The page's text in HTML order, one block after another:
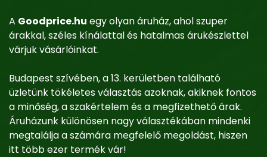
A Goodprice.hu egy olyan áruház, ahol szuper
árakkal, széles kínálattal és hatalmas árukészlettel
várjuk vásárlóinkat.
Budapest szívében, a 13. kerületben található
üzletünk tökéletes választás azoknak, akiknek fontos
a minőség, a szakértelem és a megfizethető árak.
Áruházunk különösen nagy választékában mindenki
megtalálja a számára megfelelő megoldást, hiszen
itt több ezer termék vár!